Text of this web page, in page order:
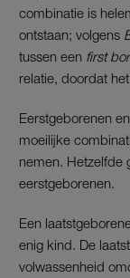
combinatie is
ontstaan; volgens
tussen een first
relatie, doordat
Eerstgeborenen
moeilijke
nemen. Hetzelfde
eerstgeborenen.
Een
enig kind. De
volwassenheid